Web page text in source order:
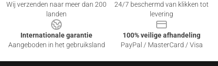
Wij verzenden naar meer dan 200
landen
24/7 beschermd van klikken tot
levering
Internationale garantie
Aangeboden in het gebruiksland
100% veilige afhandeling
PayPal / MasterCard / Visa